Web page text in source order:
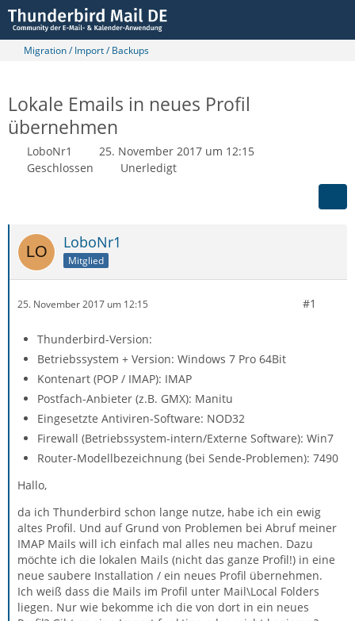
Migration / Import / Backups
Lokale Emails in neues Profil
übernehmen
LoboNr1
25. November 2017 um 12:15
Geschlossen
Unerledigt
LoboNr1
Mitglied
25. November 2017 um 12:15 #1
Thunderbird-Version:
Betriebssystem + Version: Windows 7 Pro 64Bit
Kontenart (POP / IMAP): IMAP
Postfach-Anbieter (z.B. GMX): Manitu
Eingesetzte Antiviren-Software: NOD32
Firewall (Betriebssystem-intern/Externe Software): Win7
Router-Modellbezeichnung (bei Sende-Problemen): 7490
Hallo,
da ich Thunderbird schon lange nutze, habe ich ein ewig
altes Profil. Und auf Grund von Problemen bei Abruf meiner
IMAP Mails will ich einfach mal alles neu machen. Dazu
möchte ich die lokalen Mails (nicht das ganze Profil!) in eine
neue saubere Installation / ein neues Profil übernehmen.
Ich weiß dass die Mails im Profil unter Mail\Local Folders
liegen. Nur wie bekomme ich die von dort in ein neues